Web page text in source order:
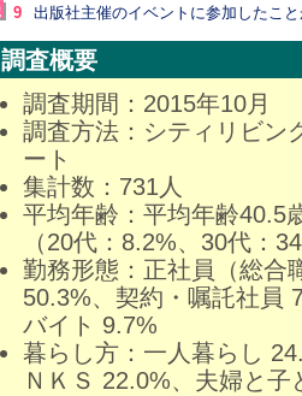
9
出版社主催のイベントに参加したこ
調査概要
調査期間：2015年10月
調査方法：シティリビ
ート
集計数：731人
平均年齢：平均年齢40.5
（20代：8.2%、30代：
勤務形態：正社員（総合
50.3%、契約・嘱託社員
バイト 9.7%
暮らし方：一人暮らし
ＮＫＳ 22.0%、夫婦と